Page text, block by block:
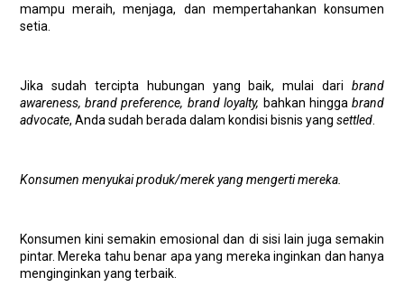
mampu meraih, menjaga, dan mempertahankan konsumen
setia.
Jika sudah tercipta hubungan yang baik, mulai daribrand
awareness, brand preference, brand loyalty, bahkan hingga brand
advocate, Anda sudah berada dalam kondisi bisnis yang settled.
Konsumen menyukai produk/merek yang mengerti mereka.
Konsumen kini semakin emosional dan di sisi lain juga semakin
pintar. Mereka tahu benar apa yang mereka inginkan dan hanya
menginginkan yang terbaik.